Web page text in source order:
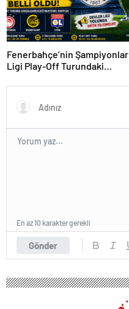
Fenerbahçe’nin Şampiyonlar
Ligi Play-Off Turundaki
Oldu!
Gönder
En az 10 karakter gerekli